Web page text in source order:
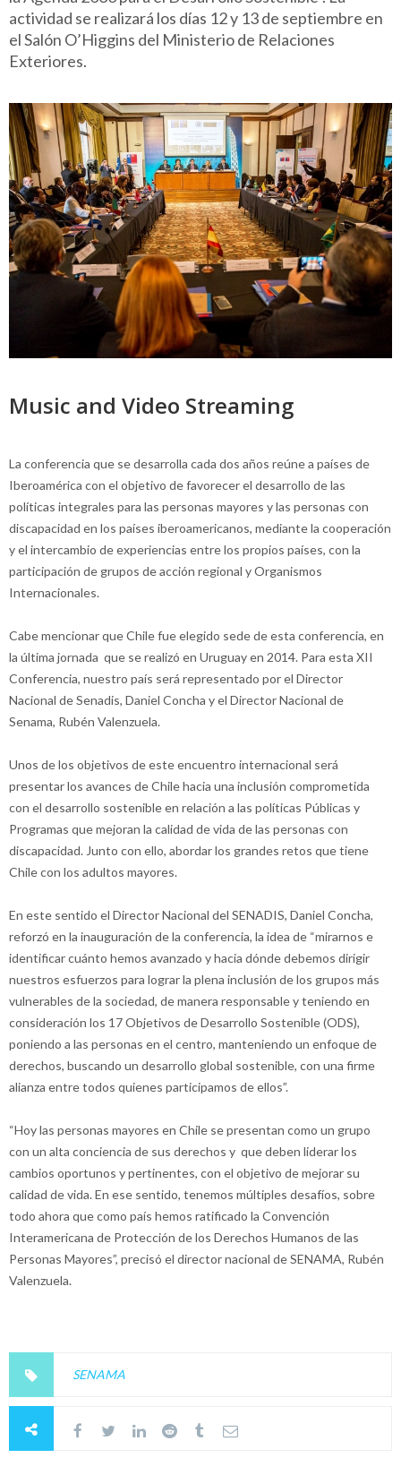
actividad se realizará los días 12 y 13 de septiembre en
el Salón O’Higgins del Ministerio de Relaciones
Exteriores.
Music and Video Streaming
La conferencia que se desarrolla cada dos años reúne a países de
Iberoamérica con el objetivo de favorecer el desarrollo de las
políticas integrales para las personas mayores y las personas con
discapacidad en los países iberoamericanos, mediante la cooperación
y el intercambio de experiencias entre los propios países, con la
participación de grupos de acción regional y Organismos
Internacionales.
Cabe mencionar que Chile fue elegido sede de esta conferencia, en
la última jornada que se realizó en Uruguay en 2014. Para esta XII
Conferencia, nuestro país será representado por el Director
Nacional de Senadis, Daniel Concha y el Director Nacional de
Senama, Rubén Valenzuela.
Unos de los objetivos de este encuentro internacional será
presentar los avances de Chile hacia una inclusión comprometida
con el desarrollo sostenible en relación a las políticas Públicas y
Programas que mejoran la calidad de vida de las personas con
discapacidad. Junto con ello, abordar los grandes retos que tiene
Chile con los adultos mayores.
En este sentido el Director Nacional del SENADIS, Daniel Concha,
reforzó en la inauguración de la conferencia, la idea de “mirarnos e
identificar cuánto hemos avanzado y hacia dónde debemos dirigir
nuestros esfuerzos para lograr la plena inclusión de los grupos más
vulnerables de la sociedad, de manera responsable y teniendo en
consideración los 17 Objetivos de Desarrollo Sostenible (ODS),
poniendo a las personas en el centro, manteniendo un enfoque de
derechos, buscando un desarrollo global sostenible, con una firme
alianza entre todos quienes participamos de ellos”.
“Hoy las personas mayores en Chile se presentan como un grupo
con un alta conciencia de sus derechos y que deben liderar los
cambios oportunos y pertinentes, con el objetivo de mejorar su
calidad de vida. En ese sentido, tenemos múltiples desafíos, sobre
todo ahora que como país hemos ratificado la Convención
Interamericana de Protección de los Derechos Humanos de las
Personas Mayores”, precisó el director nacional de SENAMA, Rubén
Valenzuela.
SENAMA